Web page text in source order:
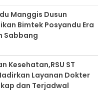
Manggis Dusun
Bimtek Posyandu Era
Sabbang
Kesehatan,RSU ST
Layanan Dokter
dan Terjadwal